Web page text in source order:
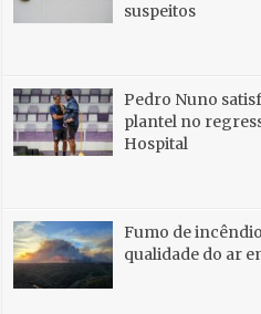
suspeitos
Pedro Nuno
plantel no
Hospital
Fumo de
qualidade do ar